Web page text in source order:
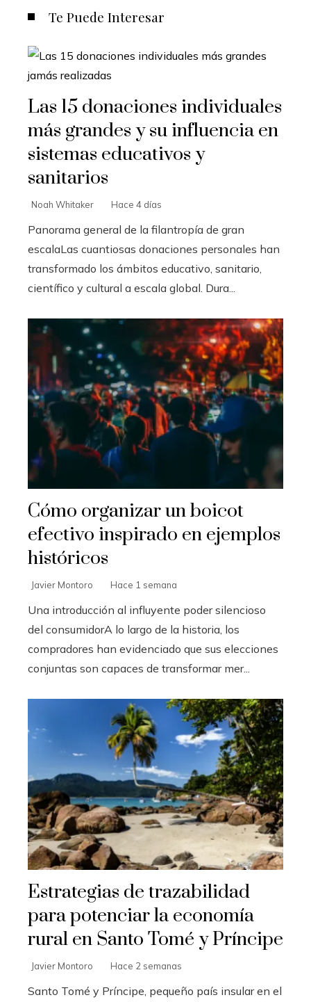
Te Puede Interesar
Las 15 donaciones individuales
más grandes y su influencia en
sistemas educativos y
sanitarios
Noah Whitaker Hace 4 días
Panorama general de la filantropía de gran
escalaLas cuantiosas donaciones personales han
transformado los ámbitos educativo, sanitario,
científico y cultural a escala global. Dura...
Cómo organizar un boicot
efectivo inspirado en ejemplos
históricos
Javier Montoro Hace 1 semana
Una introducción al influyente poder silencioso
del consumidorA lo largo de la historia, los
compradores han evidenciado que sus elecciones
conjuntas son capaces de transformar mer...
Estrategias de trazabilidad
para potenciar la economía
rural en Santo Tomé y Príncipe
Javier Montoro Hace 2 semanas
Santo Tomé y Príncipe, pequeño país insular en el